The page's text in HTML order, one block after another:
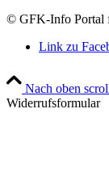
© GFK-Info Portal
Link zu
Nach oben
Widerrufsformular